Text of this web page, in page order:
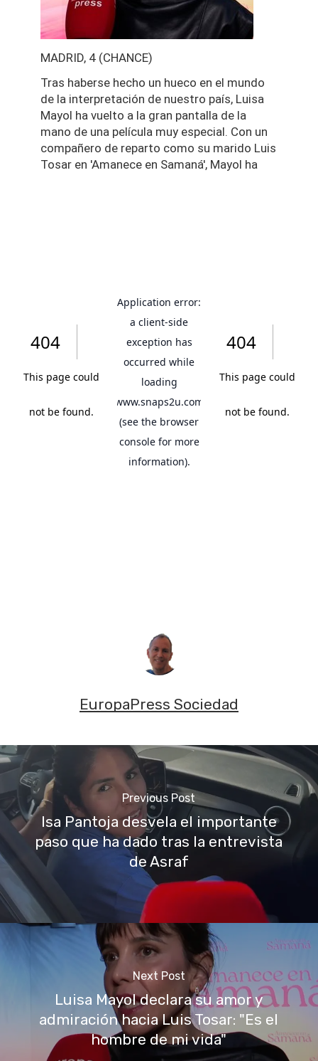
EuropaPress Sociedad
Previous Post
Isa Pantoja desvela el importante
paso que ha dado tras la entrevista
de Asraf
Next Post
Luisa Mayol declara su amor y
admiración hacia Luis Tosar: "Es el
hombre de mi vida"